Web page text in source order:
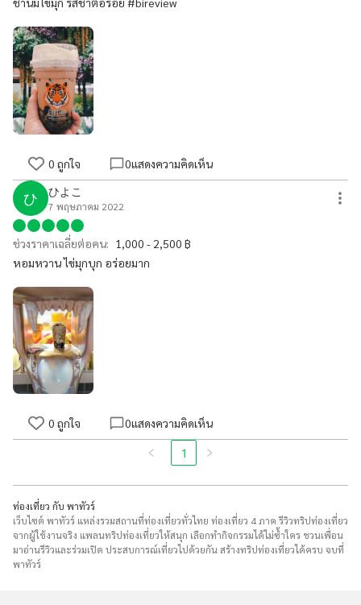
0 ถูกใจ 0แสดงความคิดเห็น
ひ ひよこ
7 พฤษภาคม 2022
ช่วงราคาเฉลี่ยต่อคน: 1,000 - 2,500 ฿
หอมหวาน ไข่มุกบุก อร่อยมาก
0 ถูกใจ 0แสดงความคิดเห็น
1
ท่องเที่ยว กับ พาทัวร์
เว็บไซต์ พาทัวร์ แหล่งรวมสถานที่ท่องเที่ยวทั่วไทย ท่องเที่ยว 4 ภาค รีวิวทริปท่องเที่ยว
จากผู้ใช้งานจริง แพลนทริปท่องเที่ยวให้สนุก เลือกทำกิจกรรมได้ไม่ซ้ำใคร ชวนเพื่อน
มาอ่านรีวิวและร่วมเปิด ประสบการณ์เที่ยวไปด้วยกัน สร้างทริปท่องเที่ยวได้ครบ จบที่
พาทัวร์